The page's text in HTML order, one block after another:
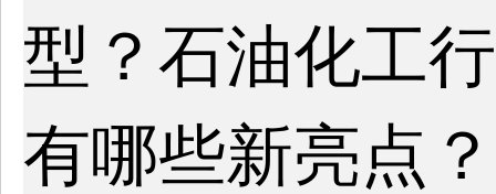
型？石油化工
有哪些新亮点